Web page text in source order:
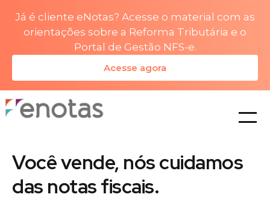
Já é cliente eNotas? Acesse o material com as
orientações sobre a Reforma Tributária e o
Portal de Gestão NFS-e.
Acesse agora
planos
Você vende, nós cuidamos
das notas fiscais.